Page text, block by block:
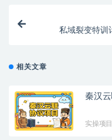
私域裂变特训
相关文章
秦汉
实操项目